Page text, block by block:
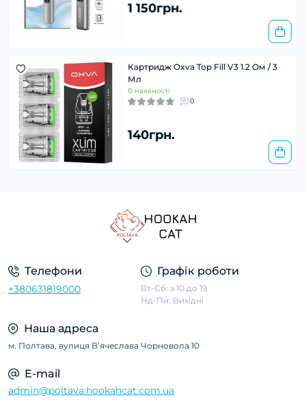
1 150грн.
Картридж Oxva Top Fill V3 1.2 Ом / 3
Мл
В наявності
0
140грн.
Телефони
+380631819000
Графік роботи
Вт-Сб: з 10 до 19
Нд-Пн: Вихідні
Наша адреса
м. Полтава, вулиця Вʼячеслава Чорновола 10
E-mail
admin@poltava.hookahcat.com.ua